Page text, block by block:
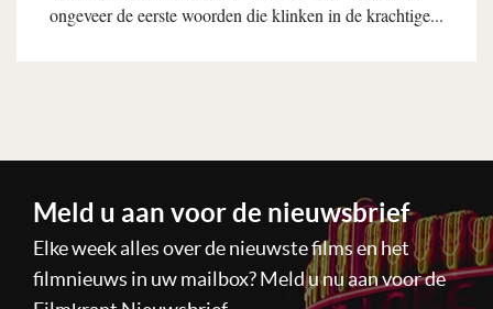
ongeveer de eerste woorden die klinken in de krachtige...
Meld u aan voor de nieuwsbrief
Elke week alles over de nieuwste films en het
filmnieuws in uw mailbox? Meld u nu aan voor de